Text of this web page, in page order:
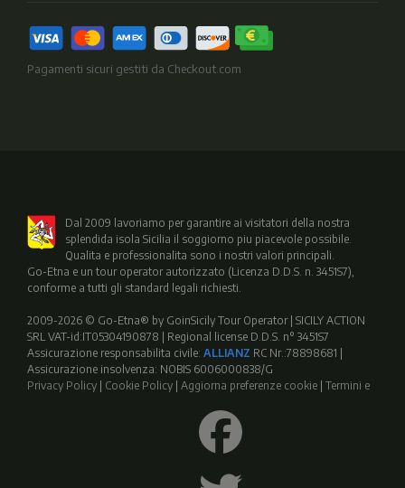
Pagamenti sicuri gestiti da Checkout.com
Dal 2009 lavoriamo per garantire ai visitatori della nostra
splendida isola Sicilia il soggiorno piu piacevole possibile.
Qualita e professionalita sono i nostri valori principali.
Go-Etna e un tour operator autorizzato (Licenza D.D.S. n. 3451S7),
conforme a tutti gli standard legali richiesti.
2009-2026 © Go-Etna® by GoinSicily Tour Operator | SICILY ACTION
SRL VAT-id:IT05304190878 | Regional license D.D.S. n° 3451S7
Assicurazione responsabilita civile: ALLIANZ RC Nr.:78898681 |
Assicurazione insolvenza: NOBIS 6006000838/G
Privacy Policy
Cookie Policy Aggiorna preferenze cookie Termini e